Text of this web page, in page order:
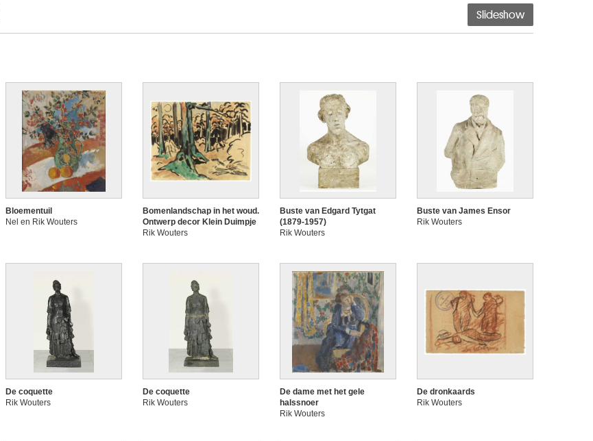
Slideshow
Bloementuil
Nel en Rik Wouters
Bomenlandschap in het woud.
Ontwerp decor Klein Duimpje
Rik Wouters
Buste van Edgard Tytgat
(1879-1957)
Rik Wouters
Buste van James Ensor
Rik Wouters
De coquette
Rik Wouters
De coquette
Rik Wouters
De dame met het gele
halssnoer
Rik Wouters
De dronkaards
Rik Wouters